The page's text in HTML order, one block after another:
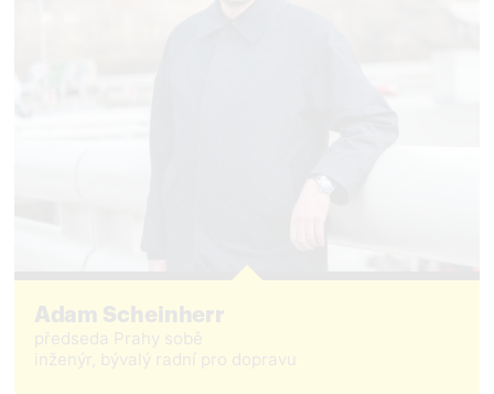
Adam Scheinherr
předseda Prahy sobě
inženýr, bývalý radní pro dopravu